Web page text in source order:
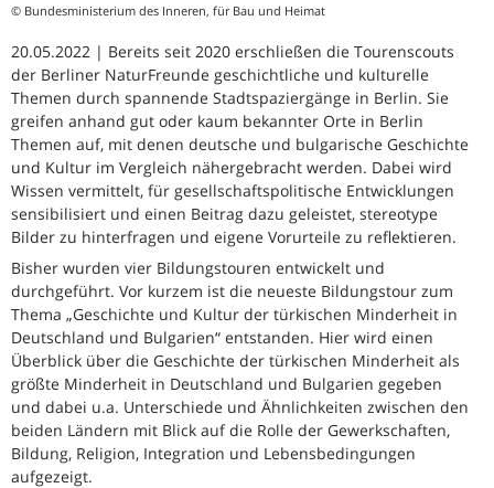
© Bundesministerium des Inneren, für Bau und Heimat
20.05.2022 | Bereits seit 2020 erschließen die Tourenscouts
der Berliner NaturFreunde geschichtliche und kulturelle
Themen durch spannende Stadtspaziergänge in Berlin. Sie
greifen anhand gut oder kaum bekannter Orte in Berlin
Themen auf, mit denen deutsche und bulgarische Geschichte
und Kultur im Vergleich nähergebracht werden. Dabei wird
Wissen vermittelt, für gesellschaftspolitische Entwicklungen
sensibilisiert und einen Beitrag dazu geleistet, stereotype
Bilder zu hinterfragen und eigene Vorurteile zu reflektieren.
Bisher wurden vier Bildungstouren entwickelt und
durchgeführt. Vor kurzem ist die neueste Bildungstour zum
Thema „Geschichte und Kultur der türkischen Minderheit in
Deutschland und Bulgarien“ entstanden. Hier wird einen
Überblick über die Geschichte der türkischen Minderheit als
größte Minderheit in Deutschland und Bulgarien gegeben
und dabei u.a. Unterschiede und Ähnlichkeiten zwischen den
beiden Ländern mit Blick auf die Rolle der Gewerkschaften,
Bildung, Religion, Integration und Lebensbedingungen
aufgezeigt.